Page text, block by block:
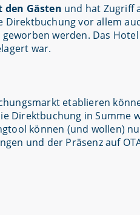
Gästen und hat Zugriff
Direktbuchung vor allem
werden. Das
war.
etablieren
Direktbuchung in Summe
können (und wollen)
und der Präsenz auf